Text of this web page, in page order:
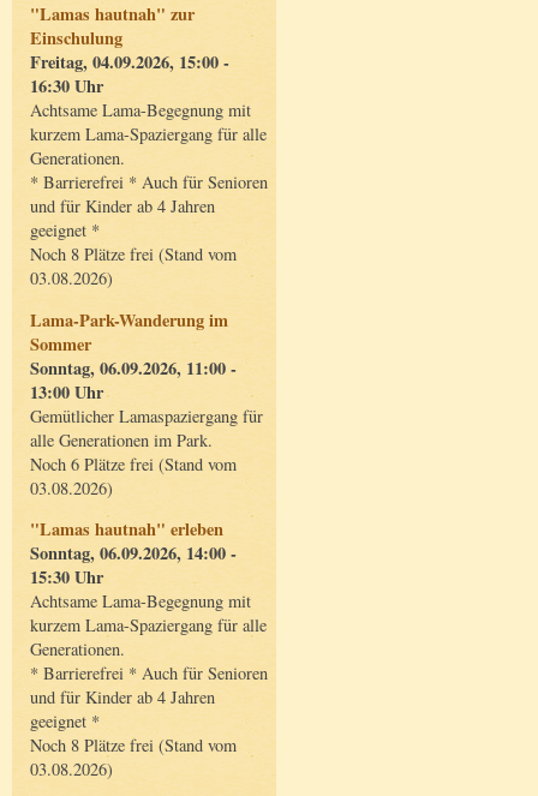
"Lamas hautnah" zur
Einschulung
Freitag, 04.09.2026, 15:00 -
16:30 Uhr
Achtsame Lama-Begegnung mit
kurzem Lama-Spaziergang für alle
Generationen.
* Barrierefrei * Auch für Senioren
und für Kinder ab 4 Jahren
geeignet *
Noch 8 Plätze frei (Stand vom
03.08.2026)
Lama-Park-Wanderung im
Sommer
Sonntag, 06.09.2026, 11:00 -
13:00 Uhr
Gemütlicher Lamaspaziergang für
alle Generationen im Park.
Noch 6 Plätze frei (Stand vom
03.08.2026)
"Lamas hautnah" erleben
Sonntag, 06.09.2026, 14:00 -
15:30 Uhr
Achtsame Lama-Begegnung mit
kurzem Lama-Spaziergang für alle
Generationen.
* Barrierefrei * Auch für Senioren
und für Kinder ab 4 Jahren
geeignet *
Noch 8 Plätze frei (Stand vom
03.08.2026)